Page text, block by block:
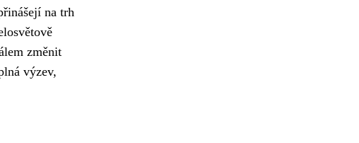
na trh
změnit
výzev,